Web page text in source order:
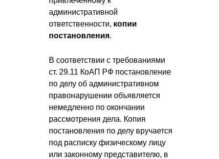
административной
ответственности, копии
постановления.
В соответствии с требованиями
ст. 29.11 КоАП РФ постановление
по делу об административном
правонарушении объявляется
немедленно по окончании
рассмотрения дела. Копия
постановления по делу вручается
под расписку физическому лицу
или законному представителю, в